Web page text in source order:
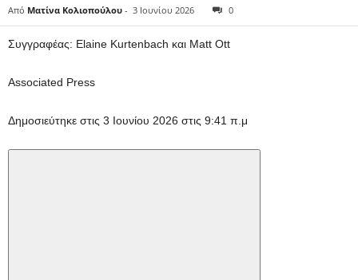
Από Ματίνα Κολιοπούλου - 3 Ιουνίου 2026 0
Συγγραφέας: Elaine Kurtenbach και Matt Ott
Associated Press
Δημοσιεύτηκε στις 3 Ιουνίου 2026 στις 9:41 π.μ